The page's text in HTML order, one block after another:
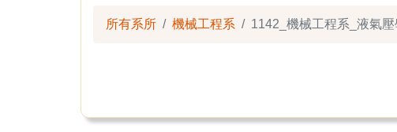
所有系所 機械工程系 1142_機械工程系_液氣